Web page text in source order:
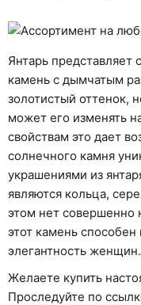
Власть
Экономика
Общество
Рассказать новость
Янтарь представляет
камень с дымчатым
золотистый оттенок,
может его изменять
свойствам это дает
солнечного камня
украшениями из
являются кольца,
этом нет совершенно
этот камень
элегантность женщин.
Желаете купить
Проследуйте по